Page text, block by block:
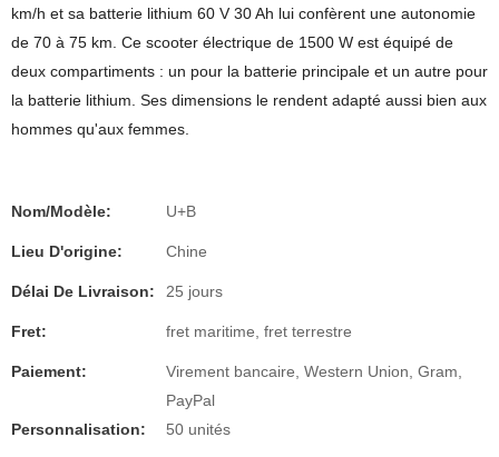
km/h et sa batterie lithium 60 V 30 Ah lui confèrent une autonomie
de 70 à 75 km. Ce scooter électrique de 1500 W est équipé de
deux compartiments : un pour la batterie principale et un autre pour
la batterie lithium. Ses dimensions le rendent adapté aussi bien aux
hommes qu'aux femmes.
Nom/Modèle: U+B
Lieu D'origine: Chine
Délai De Livraison: 25 jours
Fret: fret maritime, fret terrestre
Paiement:
Virement bancaire, Western Union, Gram,
PayPal
Personnalisation:
50 unités